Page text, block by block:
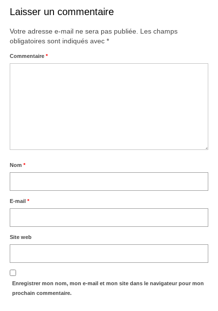
À propos
Blog
Galerie
Laisser un commentaire
Votre adresse e-mail ne sera pas publiée.
Les champs
obligatoires sont indiqués avec *
Commentaire *
Nom *
E-mail *
Site web
Enregistrer mon nom, mon e-mail et mon site dans le navigateur pour mon
prochain commentaire.